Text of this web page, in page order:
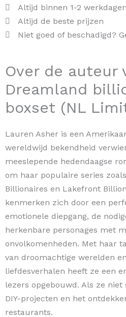
Altijd binnen 1-2
Altijd de beste prijzen
Niet goed of beschadigd?
Over de auteur
Dreamland
boxset (NL
Lauren Asher is een
wereldwijd bekendheid
meeslepende hedendaagse
om haar populaire series
Billionaires en Lakefront
kenmerken zich door een
emotionele diepgang, de
herkenbare personages met
onvolkomenheden. Met haar
van droomachtige werelden
liefdesverhalen heeft ze een
lezers opgebouwd. Als ze
DIY-projecten en het
restaurants.